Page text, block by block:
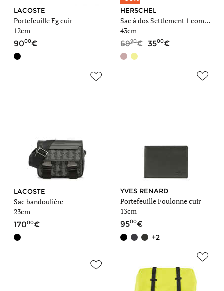
LACOSTE
Portefeuille Fg cuir
12cm
9000
HERSCHEL
Sac à dos Settlement 1 compartiment + PC 13'' Classics Classics
43cm
6990 3500
LACOSTE
Sac bandoulière
23cm
17000
YVES RENARD
Portefeuille Foulonne cuir
13cm
9500
+2